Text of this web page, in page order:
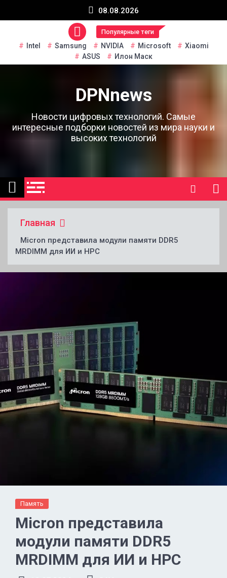
08.08.2026
Популярные теги
Intel Samsung NVIDIA Microsoft
Xiaomi
ASUS
Илон Маск
DPNnews
Новости цифровых технологий. Самые
интересные подборки новостей из мира науки и
высоких технологий
Главная
Micron представила модули памяти DDR5
MRDIMM для ИИ и HPC
Память
Micron представила
модули памяти DDR5
MRDIMM для ИИ и HPC